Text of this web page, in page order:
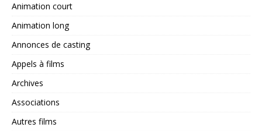
Animation court
Animation long
Annonces de casting
Appels à films
Archives
Associations
Autres films